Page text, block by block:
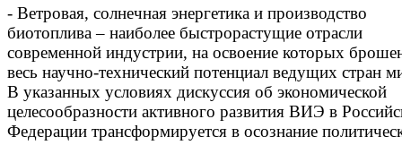
- Ветровая, солнечная энергетика и производство
биотоплива – наиболее быстрорастущие отрасли
современной индустрии, на освоение которых
весь научно-технический потенциал ведущих стран
В указанных условиях дискуссия об экономической
целесообразности активного развития ВИЭ в
Федерации трансформируется в осознание